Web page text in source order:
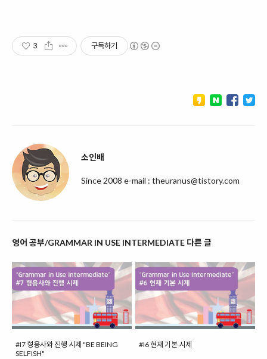
3 구독하기
소인배
Since 2008 e-mail : theuranus@tistory.com
영어 공부/GRAMMAR IN USE INTERMEDIATE 다른 글
#I7 형용사와 진행 시제 "BE BEING
SELFISH"
#I6 현재 기본 시제